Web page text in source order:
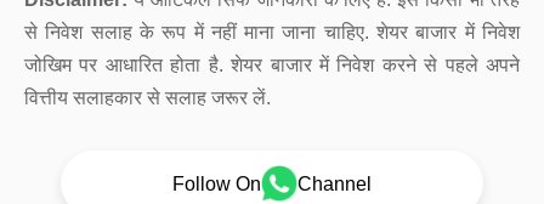
से निवेश सलाह के रूप में नहीं माना जाना चाहिए. शेयर बाजार में निवेश
जोखिम पर आधारित होता है. शेयर बाजार में निवेश करने से पहले अपने
वित्तीय सलाहकार से सलाह जरूर लें.
Follow On Channel